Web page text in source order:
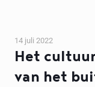
Het
van het
14 juli 2022